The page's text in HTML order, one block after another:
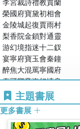
能阻止它流行。早在禁
“幾于家置集”嘉慶時有
說。待到道光和同治年
《紅樓夢》已是上至官
閨中女子競相傳閱的部
成了門專門的學問紅學
古到今第部好小說，當
封建統治者始料不及的
凡魅力也激發了畫家的
榮國府寶黛初相會
金陵城起復賈雨村
梨香院金鎖對通靈
游幻境指迷十二釵
宴寧府寶玉會秦鐘
醉焦大混罵寧國府
秦可卿孽海幻情身
王鳳姐弄權鐵檻寺
大觀園試才題對額
榮國府歸省慶元宵
賢襲人嬌嗔箴寶玉
主題書展
更多書展